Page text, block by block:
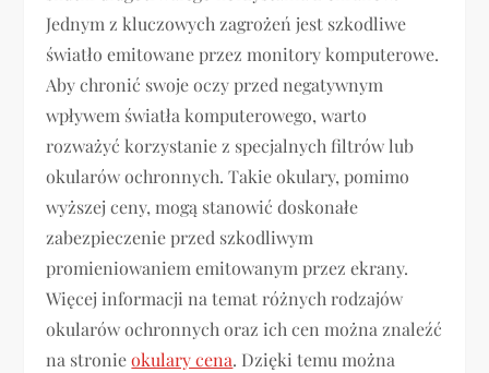
Jednym z kluczowych zagrożeń jest szkodliwe
światło emitowane przez monitory komputerowe.
Aby chronić swoje oczy przed negatywnym
wpływem światła komputerowego, warto
rozważyć korzystanie z specjalnych filtrów lub
okularów ochronnych. Takie okulary, pomimo
wyższej ceny, mogą stanowić doskonałe
zabezpieczenie przed szkodliwym
promieniowaniem emitowanym przez ekrany.
Więcej informacji na temat różnych rodzajów
okularów ochronnych oraz ich cen można znaleźć
na stronieokulary cena. Dzięki temu można